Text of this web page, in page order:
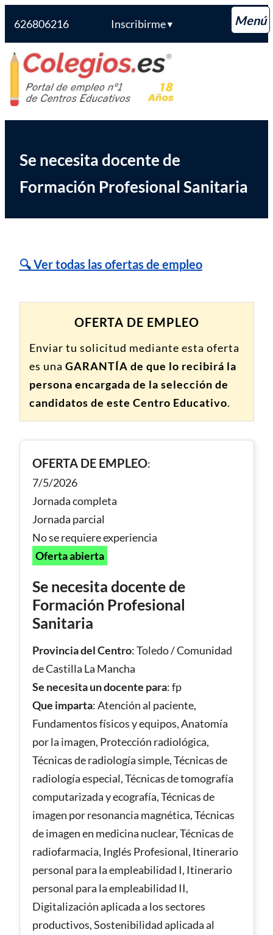
626806216 Inscribirme▼
Saltar
contenido
Colegios.es
Se necesita docente de
Formación Profesional Sanitaria
🔍 Ver todas las ofertas de empleo
OFERTA DE EMPLEO
Enviar tu solicitud mediante esta oferta
es una GARANTÍA de que lo recibirá la
persona encargada de la selección de
candidatos de este Centro Educativo.
OFERTA DE EMPLEO:
7/5/2026
Jornada completa
Jornada parcial
No se requiere experiencia
Oferta abierta
Se necesita docente de
Formación Profesional
Sanitaria
Provincia del Centro:Toledo / Comunidad
de Castilla La Mancha
Se necesita un docente para: fp
Que imparta: Atención al paciente,
Fundamentos físicos y equipos, Anatomía
por la imagen, Protección radiológica,
Técnicas de radiología simple, Técnicas de
radiología especial, Técnicas de tomografía
computarizada y ecografía, Técnicas de
imagen por resonancia magnética, Técnicas
de imagen en medicina nuclear, Técnicas de
radiofarmacia, Inglés Profesional, Itinerario
personal para la empleabilidad I, Itinerario
personal para la empleabilidad II,
Digitalización aplicada a los sectores
productivos, Sostenibilidad aplicada al